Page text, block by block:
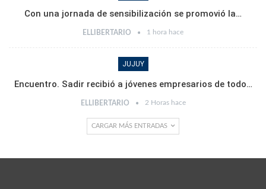
Con una jornada de sensibilización se promovió la…
ELLIBERTARIO 1 hora hace
JUJUY
Encuentro. Sadir recibió a jóvenes empresarios de todo…
ELLIBERTARIO 2 Horas hace
CARGAR MÁS ENTRADAS